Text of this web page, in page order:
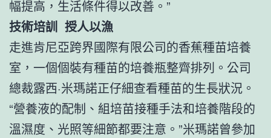
幅提高，生活條件得以改善。”
技術培訓 授人以漁
走進肯尼亞跨界國際有限公司的香蕉種苗培養
室，一個個裝有種苗的培養瓶整齊排列。公司
總裁露西·米瑪諾正仔細查看種苗的生長狀況。
“營養液的配制、組培苗接種手法和培養階段的
溫濕度、光照等細節都要注意。”米瑪諾曾參加